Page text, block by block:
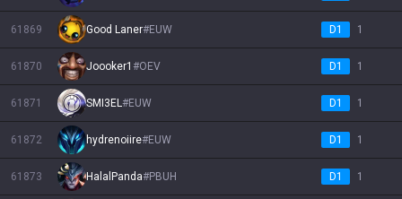
61869 Good Laner#EUW D1 1
61870 Joooker1 #OEV D1 1
61871 SMI3EL#EUW D1 1
61872 hydrenoiire#EUW D1 1
61873 HalalPanda#PBUH D1 1